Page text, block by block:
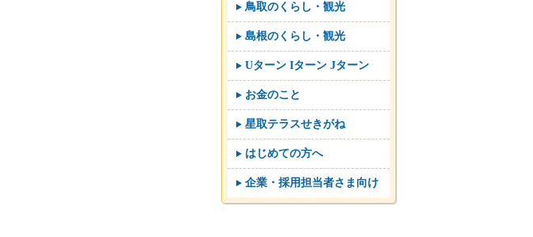
鳥取のくらし・観光
島根のくらし・観光
Uターン Iターン Jターン
お金のこと
星取テラスせきがね
はじめての方へ
企業・採用担当者さま向け